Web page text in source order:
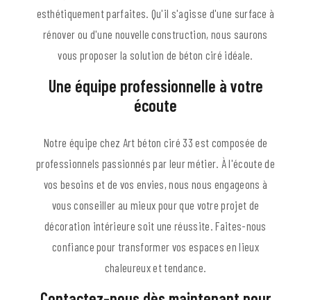
esthétiquement parfaites. Qu'il s'agisse d'une surface à
rénover ou d'une nouvelle construction, nous saurons
vous proposer la solution de béton ciré idéale.
Une équipe professionnelle à votre
écoute
Notre équipe chez Art béton ciré 33 est composée de
professionnels passionnés par leur métier. À l'écoute de
vos besoins et de vos envies, nous nous engageons à
vous conseiller au mieux pour que votre projet de
décoration intérieure soit une réussite. Faites-nous
confiance pour transformer vos espaces en lieux
chaleureux et tendance.